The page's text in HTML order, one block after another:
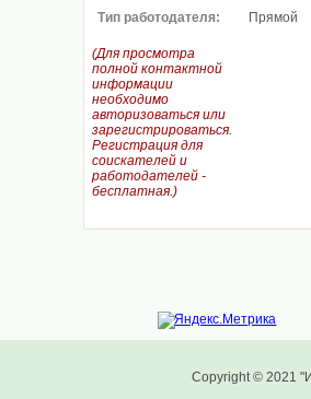
Тип работодателя:
Прямой
(Для просмотра
полной контактной
информации
необходимо
авторизоваться или
зарегистрироваться.
Регистрация для
соискателей и
работодателей -
бесплатная.)
Copyright © 2021